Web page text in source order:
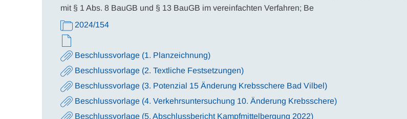
mit § 1 Abs. 8 BauGB und § 13 BauGB im vereinfachten Verfahren; Be
2024/154
Beschlussvorlage (1. Planzeichnung)
Beschlussvorlage (2. Textliche Festsetzungen)
Beschlussvorlage (3. Potenzial 15 Änderung Krebsschere Bad Vilbel)
Beschlussvorlage (4. Verkehrsuntersuchung 10. Änderung Krebsschere)
Beschlussvorlage (5. Abschlussbericht Kampfmittelbergung 2022)